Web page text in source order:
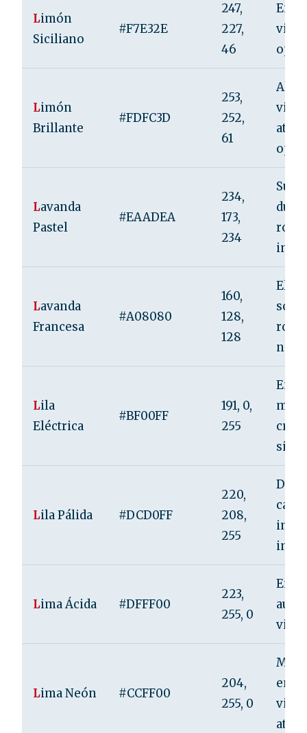
Limón
Siciliano
#F7E32E
247,
227,
46
Limón
Brillante
#FDFC3D
253,
252,
61
Lavanda
Pastel
#EAADEA
234,
173,
234
Lavanda
Francesa
#A08080
160,
128,
128
Lila
Eléctrica
#BF00FF
191, 0,
255
Lila Pálida #DCD0FF
220,
208,
255
Lima Ácida #DFFF00
223,
255, 0
Lima Neón #CCFF00
204,
255, 0